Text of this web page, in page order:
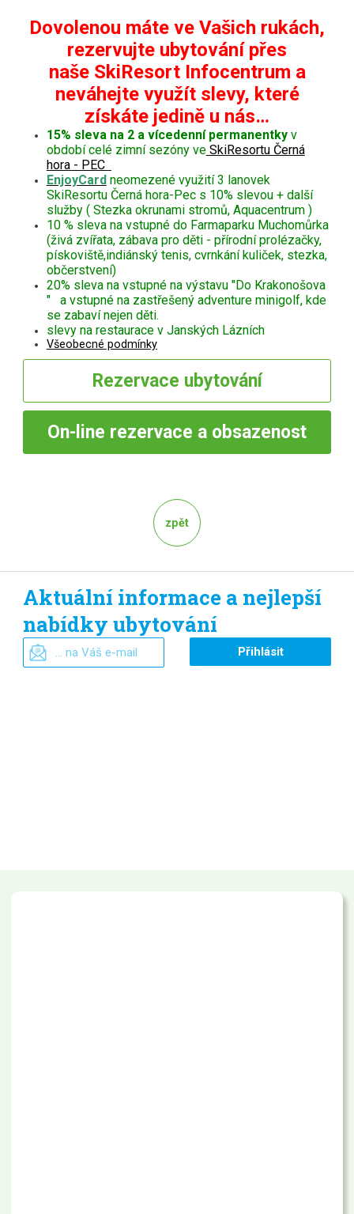
Dovolenou máte ve Vašich rukách,
rezervujte ubytování přes
naše SkiResort Infocentrum a
neváhejte využít slevy, které
získáte jedině u nás…
15% sleva na 2 a vícedenní permanentkyv
období celé zimní sezóny veSkiResortu Černá
hora - PEC
EnjoyCard neomezené využití 3 lanovek
SkiResortu Černá hora-Pec s 10% slevou + další
služby ( Stezka okrunami stromů, Aquacentrum )
10 % sleva na vstupné do Farmaparku Muchomůrka
(živá zvířata, zábava pro děti - přírodní prolézačky,
pískoviště,indiánský tenis, cvrnkání kuliček, stezka,
občerstvení)
20% sleva na vstupné na výstavu "Do Krakonošova
" a vstupné na zastřešený adventure minigolf, kde
se zabaví nejen děti.
slevy na restaurace v Janských Lázních
Všeobecné podmínky
Rezervace ubytování
On-line rezervace a obsazenost
zpět
Aktuální informace a nejlepší
nabídky ubytování